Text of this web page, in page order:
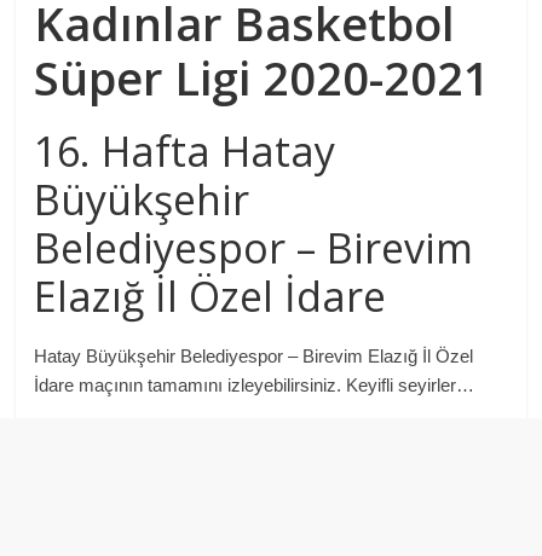
Kadınlar Basketbol
Süper Ligi 2020-2021
16. Hafta Hatay
Büyükşehir
Belediyespor – Birevim
Elazığ İl Özel İdare
Hatay Büyükşehir Belediyespor – Birevim Elazığ İl Özel
İdare maçının tamamını izleyebilirsiniz. Keyifli seyirler…